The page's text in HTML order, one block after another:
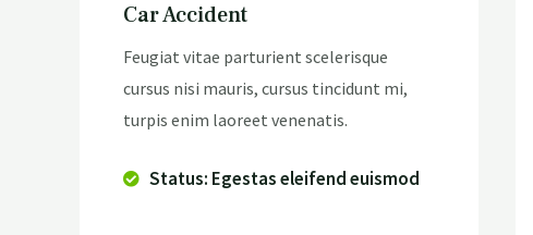
Car Accident
Feugiat vitae parturient scelerisque
cursus nisi mauris, cursus tincidunt mi,
turpis enim laoreet venenatis.
Status: Egestas eleifend euismod